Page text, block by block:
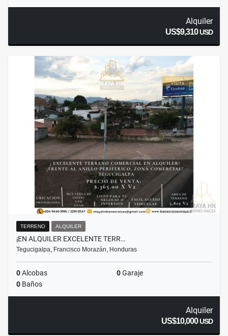
Alquiler
US$9,310USD
TERRENO ALQUILER
¡EN ALQUILER EXCELENTE TERR…
Tegucigalpa, Francisco Morazán, Honduras
0Alcobas 0Garaje
0 Baños
Alquiler
US$10,000USD